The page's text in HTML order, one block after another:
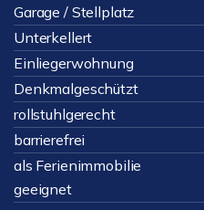
Garage / Stellplatz
Unterkellert
Einliegerwohnung
Denkmalgeschützt
rollstuhlgerecht
barrierefrei
als Ferienimmobilie
geeignet